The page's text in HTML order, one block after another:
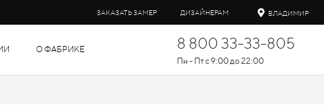
ЗАКАЗАТЬ ЗАМЕР ДИЗАЙНЕРАМ ВЛАДИМИР
О ФАБРИКЕ 8 800 33-33-805
Пн - Пт с 9:00 до 22:00